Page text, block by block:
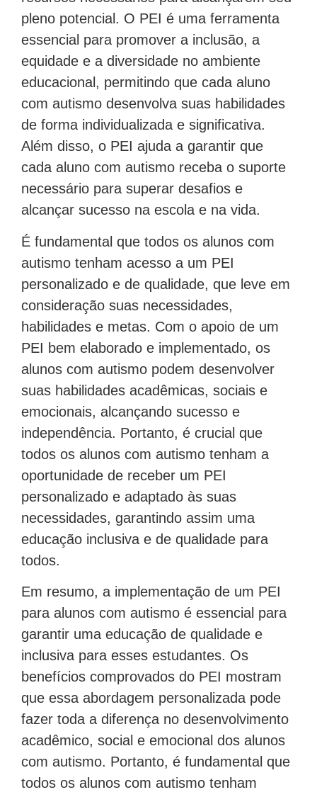
pleno potencial. O PEI é uma ferramenta
essencial para promover a inclusão, a
equidade e a diversidade no ambiente
educacional, permitindo que cada aluno
com autismo desenvolva suas habilidades
de forma individualizada e significativa.
Além disso, o PEI ajuda a garantir que
cada aluno com autismo receba o suporte
necessário para superar desafios e
alcançar sucesso na escola e na vida.
É fundamental que todos os alunos com
autismo tenham acesso a um PEI
personalizado e de qualidade, que leve em
consideração suas necessidades,
habilidades e metas. Com o apoio de um
PEI bem elaborado e implementado, os
alunos com autismo podem desenvolver
suas habilidades acadêmicas, sociais e
emocionais, alcançando sucesso e
independência. Portanto, é crucial que
todos os alunos com autismo tenham a
oportunidade de receber um PEI
personalizado e adaptado às suas
necessidades, garantindo assim uma
educação inclusiva e de qualidade para
todos.
Em resumo, a implementação de um PEI
para alunos com autismo é essencial para
garantir uma educação de qualidade e
inclusiva para esses estudantes. Os
benefícios comprovados do PEI mostram
que essa abordagem personalizada pode
fazer toda a diferença no desenvolvimento
acadêmico, social e emocional dos alunos
com autismo. Portanto, é fundamental que
todos os alunos com autismo tenham